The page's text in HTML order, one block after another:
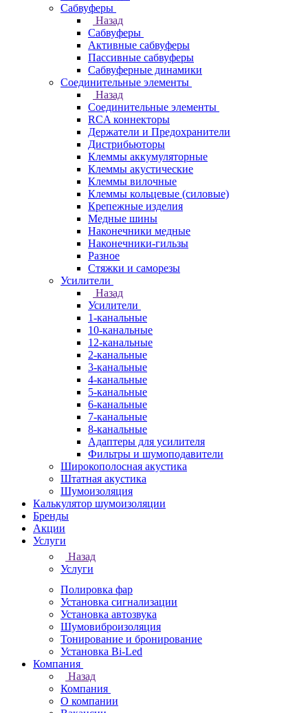
Сабвуферы
Назад
Сабвуферы
Активные сабвуферы
Пассивные сабвуферы
Сабвуферные динамики
Соединительные элементы
Назад
Соединительные элементы
RCA коннекторы
Держатели и Предохранители
Дистрибьюторы
Клеммы аккумуляторные
Клеммы акустические
Клеммы вилочные
Клеммы кольцевые (силовые)
Крепежные изделия
Медные шины
Наконечники медные
Наконечники-гильзы
Разное
Стяжки и саморезы
Усилители
Назад
Усилители
1-канальные
10-канальные
12-канальные
2-канальные
3-канальные
4-канальные
5-канальные
6-канальные
7-канальные
8-канальные
Адаптеры для усилителя
Фильтры и шумоподавители
Широкополосная акустика
Штатная акустика
Шумоизоляция
Калькулятор шумоизоляции
Бренды
Акции
Услуги
Назад
Услуги
Полировка фар
Установка сигнализации
Установка автозвука
Шумовиброизоляция
Тонирование и бронирование
Установка Bi-Led
Компания
Назад
Компания
О компании